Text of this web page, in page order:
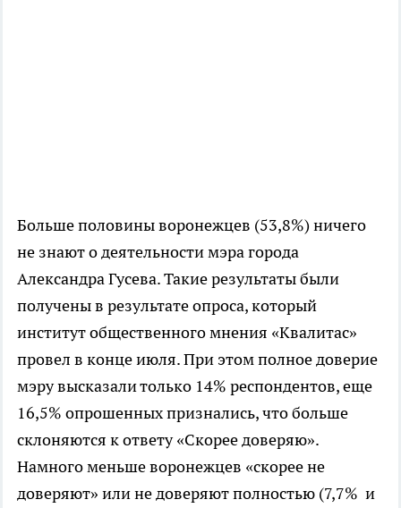
Больше половины воронежцев (53,8%) ничего
не знают о деятельности мэра города
Александра Гусева. Такие результаты были
получены в результате опроса, который
институт общественного мнения «Квалитас»
провел в конце июля. При этом полное доверие
мэру высказали только 14% респондентов, еще
16,5% опрошенных признались, что больше
склоняются к ответу «Скорее доверяю».
Намного меньше воронежцев «скорее не
доверяют» или не доверяют полностью (7,7% и